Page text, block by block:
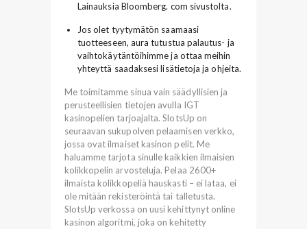
Lainauksia Bloomberg. com sivustolta.
Jos olet tyytymätön saamaasi
tuotteeseen, aura tutustua palautus- ja
vaihtokäytäntöihimme ja ottaa meihin
yhteyttä saadaksesi lisätietoja ja ohjeita.
Me toimitamme sinua vain säädyllisien ja
perusteellisien tietojen avulla IGT
kasinopelien tarjoajalta. SlotsUp on
seuraavan sukupolven pelaamisen verkko,
jossa ovat ilmaiset kasinon pelit. Me
haluamme tarjota sinulle kaikkien ilmaisien
kolikkopelin arvosteluja. Pelaa 2600+
ilmaista kolikkopeliä hauskasti – ei lataa, ei
ole mitään rekisteröintä tai talletusta.
SlotsUp verkossa on uusi kehittynyt online
kasinon algoritmi, joka on kehitetty